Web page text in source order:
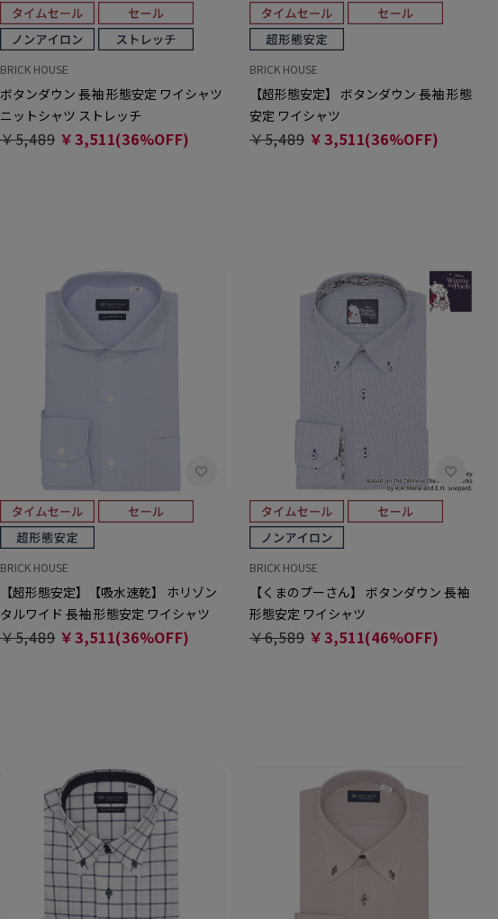
BRICK HOUSE
ボタンダウン 長袖 形態安定 ワイシャツ
ニットシャツ ストレッチ
￥5,489 ￥3,511(36%OFF)
BRICK HOUSE
【超形態安定】 ボタンダウン 長袖 形態
安定 ワイシャツ
￥5,489 ￥3,511(36%OFF)
BRICK HOUSE
【超形態安定】【吸水速乾】 ホリゾン
タルワイド 長袖 形態安定 ワイシャツ
￥5,489 ￥3,511(36%OFF)
BRICK HOUSE
【くまのプーさん】 ボタンダウン 長袖
形態安定 ワイシャツ
￥6,589 ￥3,511(46%OFF)